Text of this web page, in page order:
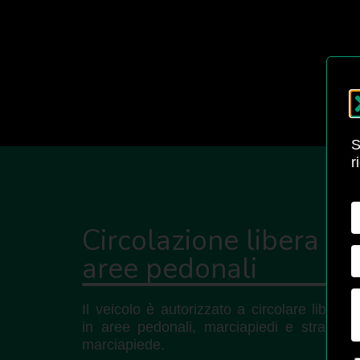
Circolazione libera in
aree pedonali
Il veicolo è autorizzato a circolare
in aree pedonali, marciapiedi e strade
marciapiede.